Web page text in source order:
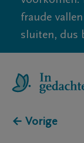
fraude
sluiten, dus
← Vorige